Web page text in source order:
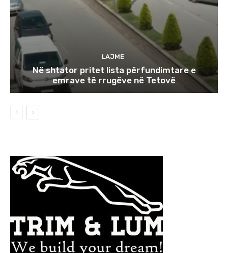
LAJME
Në shtator pritet lista përfundimtare e
emrave të rrugëve në Tetovë